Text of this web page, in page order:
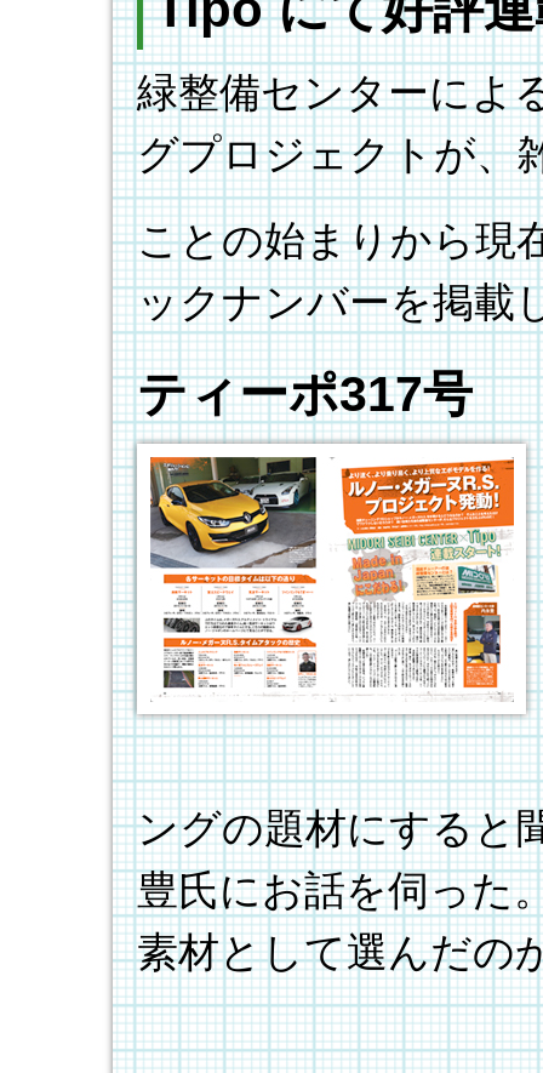
緑整備センターによ
グプロジェクトが、
ことの始まりから現
ックナンバーを掲載
ティーポ317号
ングの題材にすると
豊氏にお話を伺った
素材として選んだ